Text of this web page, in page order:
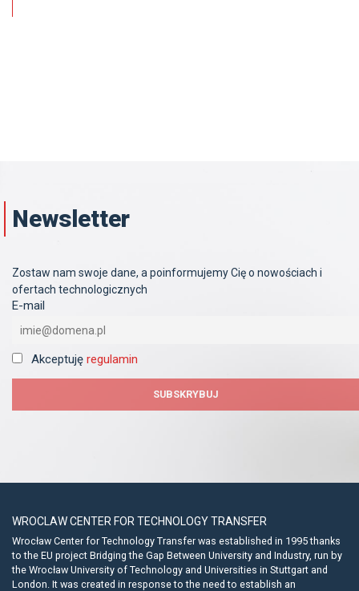
Newsletter
Zostaw nam swoje dane, a poinformujemy Cię o nowościach i
ofertach technologicznych
E-mail
Akceptujęregulamin
WROCLAW CENTER FOR TECHNOLOGY TRANSFER
Wrocław Center for Technology Transfer was established in 1995 thanks
to the EU project Bridging the Gap Between University and Industry, run by
the Wrocław University of Technology and Universities in Stuttgart and
London. It was created in response to the need to establish an